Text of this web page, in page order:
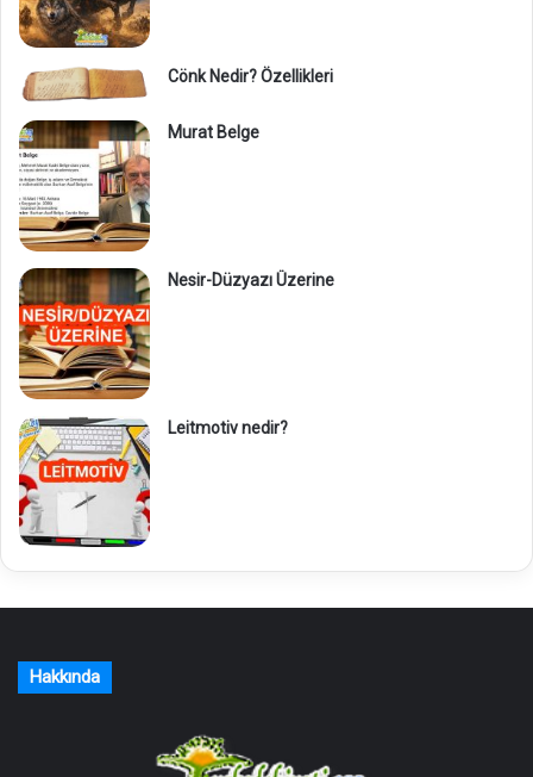
Cönk Nedir? Özellikleri
Murat Belge
Nesir-Düzyazı Üzerine
Leitmotiv nedir?
Hakkında